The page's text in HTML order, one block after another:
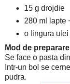
15 g drojdie
280 ml lapte
o lingura ulei
Mod de
Se face o pasta
Intr-un bol se
pudra.